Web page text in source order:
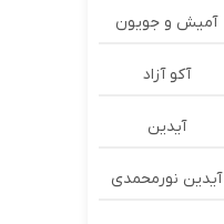
آمیش و جویون
آکو آزاد
آیدین
آیدین نورمحمدی